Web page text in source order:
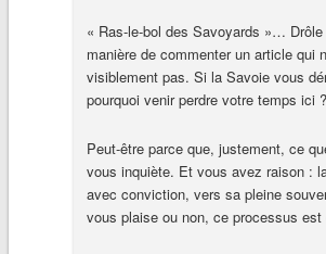
« Ras-le-bol des Savoyards »… Drôle
manière de commenter un article qui
visiblement pas. Si la Savoie vous
pourquoi venir perdre votre temps ici ?
Peut-être parce que, justement, ce
vous inquiète. Et vous avez raison :
avec conviction, vers sa pleine
vous plaise ou non, ce processus est